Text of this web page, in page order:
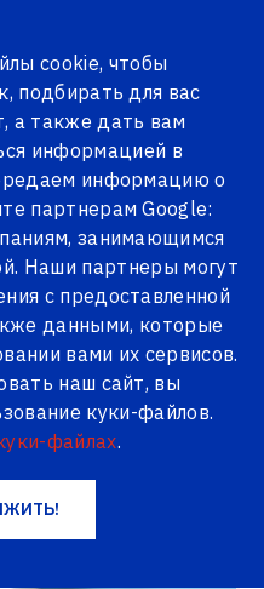
cookie, чтобы
подбирать для вас
а также дать вам
информацией в
информацию о
партнерам Google:
занимающимся
Наши партнеры могут
с предоставленной
данными, которые
вами их сервисов.
наш сайт, вы
куки-файлов.
файлах.
окон